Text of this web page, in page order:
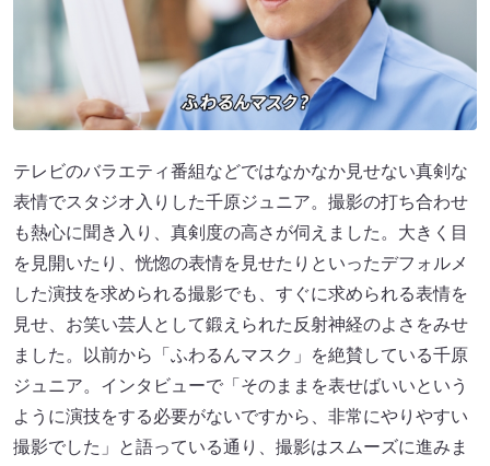
テレビのバラエティ番組などではなかなか見せない真剣な
表情でスタジオ入りした千原ジュニア。撮影の打ち合わせ
も熱心に聞き入り、真剣度の高さが伺えました。大きく目
を見開いたり、恍惚の表情を見せたりといったデフォルメ
した演技を求められる撮影でも、すぐに求められる表情を
見せ、お笑い芸人として鍛えられた反射神経のよさをみせ
ました。以前から「ふわるんマスク」を絶賛している千原
ジュニア。インタビューで「そのままを表せばいいという
ように演技をする必要がないですから、非常にやりやすい
撮影でした」と語っている通り、撮影はスムーズに進みま